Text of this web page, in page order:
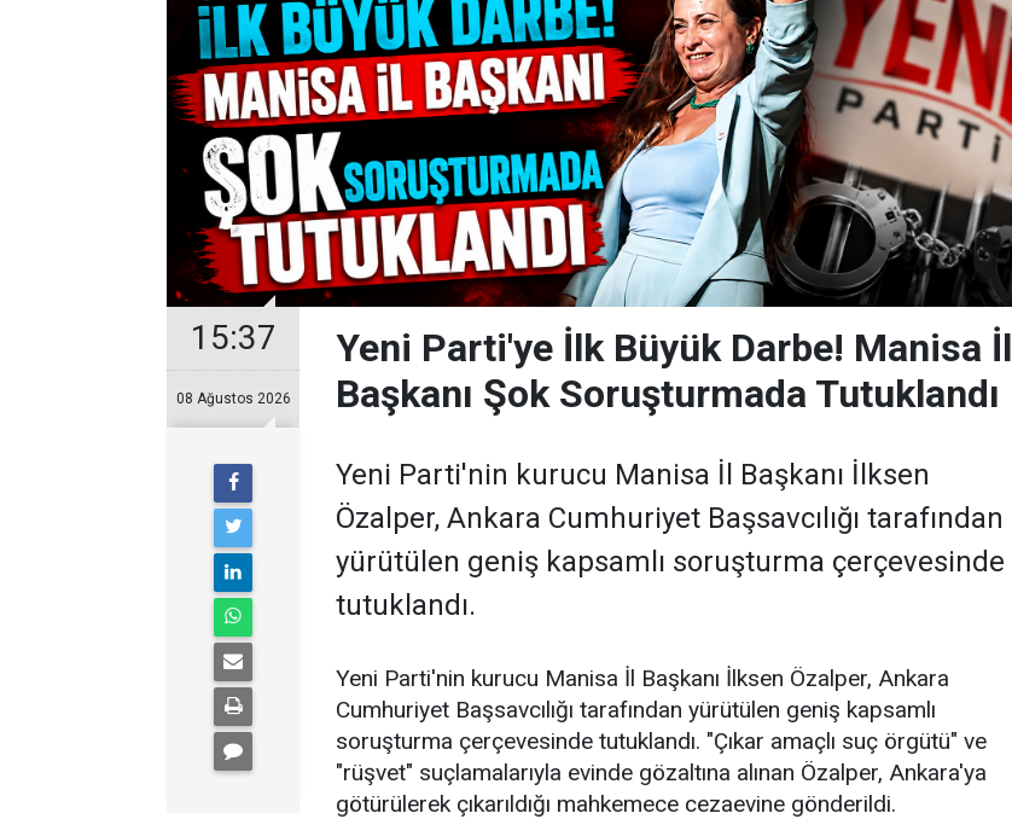
15:37
08 Ağustos 2026
Yeni Parti'ye İlk Büyük Darbe! Manisa İl
Başkanı Şok Soruşturmada Tutuklandı
Yeni Parti'nin kurucu Manisa İl Başkanı İlksen
Özalper, Ankara Cumhuriyet Başsavcılığı tarafından
yürütülen geniş kapsamlı soruşturma çerçevesinde
tutuklandı.
Yeni Parti'nin kurucu Manisa İl Başkanı İlksen Özalper, Ankara
Cumhuriyet Başsavcılığı tarafından yürütülen geniş kapsamlı
soruşturma çerçevesinde tutuklandı. "Çıkar amaçlı suç örgütü" ve
"rüşvet" suçlamalarıyla evinde gözaltına alınan Özalper, Ankara'ya
götürülerek çıkarıldığı mahkemece cezaevine gönderildi.